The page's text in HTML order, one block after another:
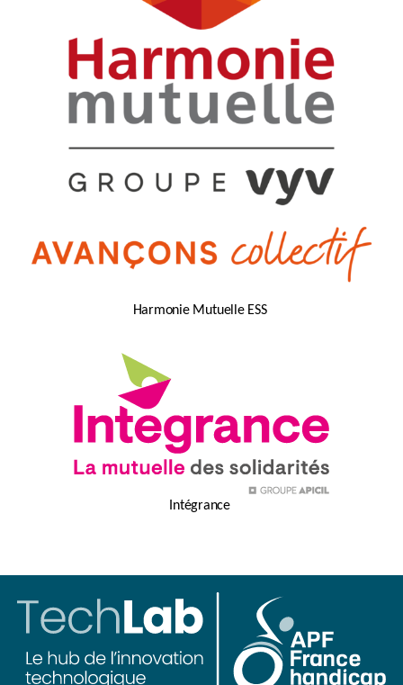
HarmonieMutuelle ESS
Intégrance